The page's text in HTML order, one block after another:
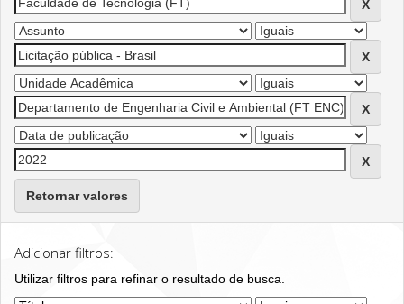
Retornar valores
Adicionar filtros:
Utilizar filtros para refinar o resultado de busca.